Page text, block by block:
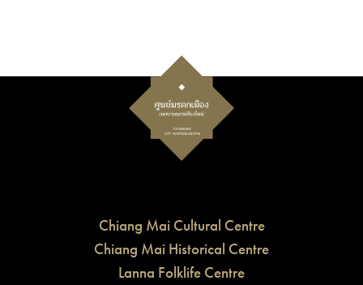
Chiang Mai Cultural Centre
Chiang Mai Historical Centre
Lanna Folklife Centre